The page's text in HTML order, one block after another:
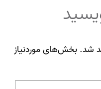
شد. بخش‌های موردنیاز